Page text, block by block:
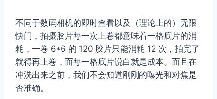
不同于数码相机的即时查看以及（理论上的）无限
快门，拍摄胶片每一次上卷都意味着一格底片的消
耗，一卷 6*6 的 120 胶片只能消耗 12 次，拍完了
就得再上卷，而每一格底片说白就是成本。而且在
冲洗出来之前，我们不会知道刚刚的曝光和对焦是
否准确。